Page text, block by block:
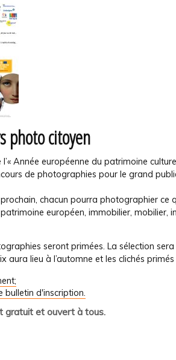
photo citoyen
Année européenne du patrimoine
de photographies pour le grand
prochain, chacun pourra photographier
européen, immobilier, mobilier,
seront primées. La sélection
aura lieu à l’automne et les clichés
bulletin d'inscription.
gratuit et ouvert à tous.